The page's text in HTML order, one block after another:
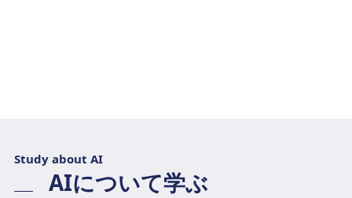
Study about AI
AIについて学ぶ